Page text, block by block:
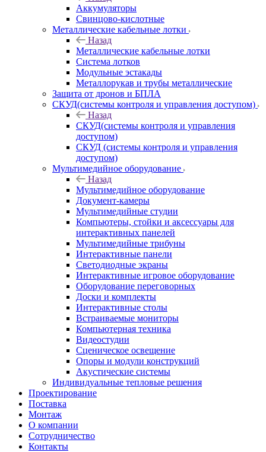
Аккумуляторы
Свинцово-кислотные
Металлические кабельные лотки
Назад
Металлические кабельные лотки
Система лотков
Модульные эстакады
Металлорукав и трубы металлические
Защита от дронов и БПЛА
СКУД(системы контроля и управления доступом)
Назад
СКУД(системы контроля и управления
доступом)
СКУД (системы контроля и управления
доступом)
Мультимедийное оборудование
Назад
Мультимедийное оборудование
Документ-камеры
Мультимедийные студии
Компьютеры, стойки и аксессуары для
интерактивных панелей
Мультимедийные трибуны
Интерактивные панели
Светодиодные экраны
Интерактивные игровое оборудование
Оборудование переговорных
Доски и комплекты
Интерактивные столы
Встраиваемые мониторы
Компьютерная техника
Видеостудии
Cценическое освещение
Опоры и модули конструкций
Акустические системы
Индивидуальные тепловые решения
Проектирование
Поставка
Монтаж
О компании
Сотрудничество
Контакты